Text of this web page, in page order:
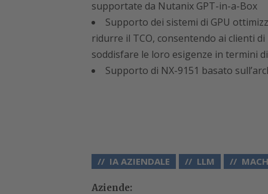
supportate da Nutanix GPT-in-a-Box
Supporto dei sistemi di GPU
ridurre il TCO, consentendo ai clienti
soddisfare le loro esigenze in termini
Supporto di NX-9151 basato
IA AZIENDALE LLM
Aziende: